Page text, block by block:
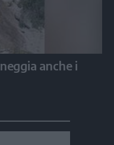
anche i